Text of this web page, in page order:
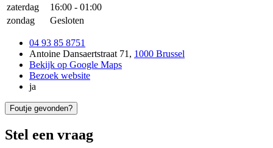
zaterdag
16:00 - 01:00
zondag
Gesloten
04 93 85 8751
Antoine Dansaertstraat 71 , 1000 Brussel
Bekijk op Google Maps
Bezoek website
ja
Foutje gevonden?
Stel een vraag